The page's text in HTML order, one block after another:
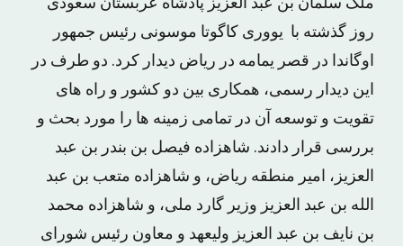
ملک سلمان بن عبد العزیز پادشاه عربستان سعودی
روز گذشته با یووری کاگوتا موسونی رئیس جمهور
اوگاندا در قصر یمامه در ریاض دیدار کرد. دو طرف در
این دیدار رسمی، همکاری بین دو کشور و راه های
تقویت و توسعه آن در تمامی زمینه ها را مورد بحث و
بررسی قرار دادند. شاهزاده فیصل بن بندر بن عبد
العزیز، امیر منطقه ریاض، و شاهزاده متعب بن عبد
الله بن عبد العزیز وزیر گارد ملی، و شاهزاده محمد
بن نایف بن عبد العزیز ولیعهد و معاون رئیس شورای